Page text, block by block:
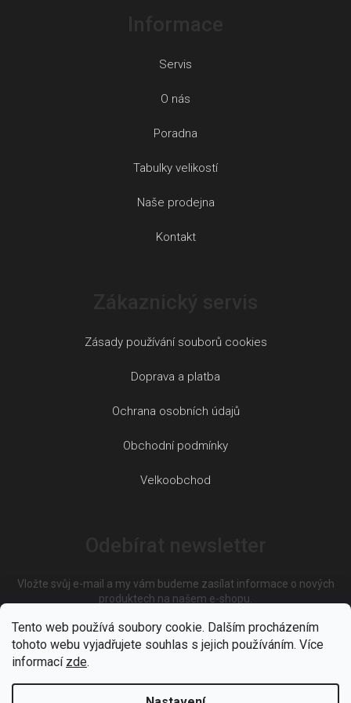
Tento web používá soubory cookie. Dalším procházením
tohoto webu vyjadřujete souhlas s jejich používáním. Více
informací zde.
Servis
O nás
Poradna
Tabulky velikostí
Naše prodejna
Kontakt
Zásady používání souborů cookies
Doprava a platba
Ochrana osobních údajů
Obchodní podmínky
Velkoobchod
Vložte svůj e-mail a my vám budeme zasílat informace o nových
produktech na našem e-shopu.
E-mail